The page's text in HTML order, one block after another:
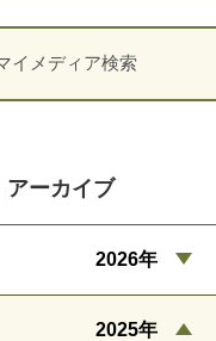
アーカイブ
2026年
2025年